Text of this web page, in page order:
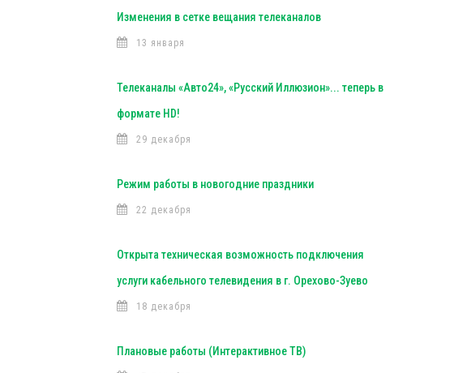
Изменения в сетке вещания телеканалов
13 января
Телеканалы «Авто24», «Русский Иллюзион»... теперь в
формате HD!
29 декабря
Режим работы в новогодние праздники
22 декабря
Открыта техническая возможность подключения
услуги кабельного телевидения в г. Орехово-Зуево
18 декабря
Плановые работы (Интерактивное ТВ)